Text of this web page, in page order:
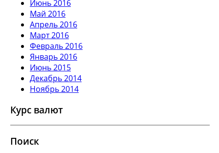
Июнь 2016
Май 2016
Апрель 2016
Март 2016
Февраль 2016
Январь 2016
Июнь 2015
Декабрь 2014
Ноябрь 2014
Курс валют
Поиск